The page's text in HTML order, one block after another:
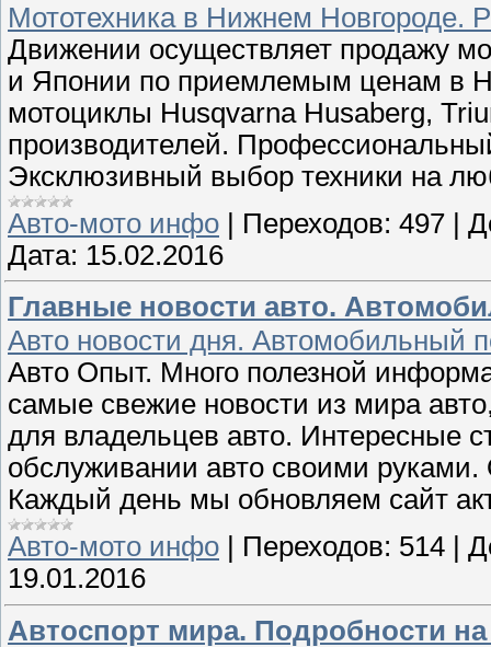
Мототехника в Нижнем Новгороде.
Движении осуществляет продажу
и Японии по приемлемым ценам в
мотоциклы Husqvarna Husaberg,
производителей.
Эксклюзивный выбор техники на
Авто-мото инфо | Переходов: 497 |
Дата: 15.02.2016
Главные новости авто.
Авто новости дня. Автомобильный
Авто Опыт. Много полезной
самые свежие новости из мира
для владельцев авто. Интересные
обслуживании авто своими
Каждый день мы обновляем сайт
Авто-мото инфо
Переходов: 514
19.01.2016
Автоспорт мира. Подробности